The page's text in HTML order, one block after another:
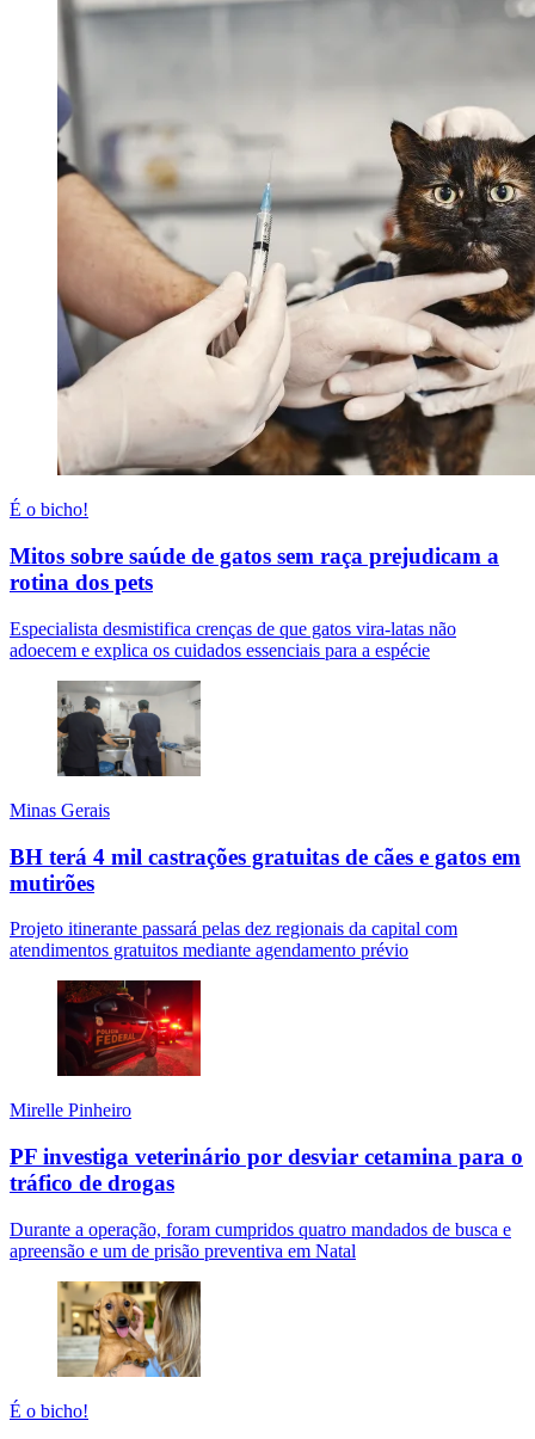
É o bicho!
Mitos sobre saúde de gatos sem raça prejudicam a
rotina dos pets
Especialista desmistifica crenças de que gatos vira-latas não
adoecem e explica os cuidados essenciais para a espécie
Minas Gerais
BH terá 4 mil castrações gratuitas de cães e gatos em
mutirões
Projeto itinerante passará pelas dez regionais da capital com
atendimentos gratuitos mediante agendamento prévio
Mirelle Pinheiro
PF investiga veterinário por desviar cetamina para o
tráfico de drogas
Durante a operação, foram cumpridos quatro mandados de busca e
apreensão e um de prisão preventiva em Natal
É o bicho!